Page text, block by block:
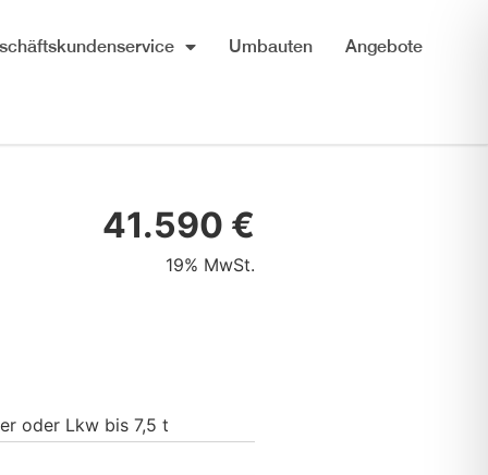
Umbauten Angebote
41.590 €
19% MwSt.
oder Lkw bis 7,5 t